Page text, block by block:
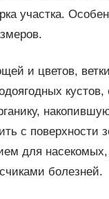
участка.
и цветов,
с поверхности
для
болезней.